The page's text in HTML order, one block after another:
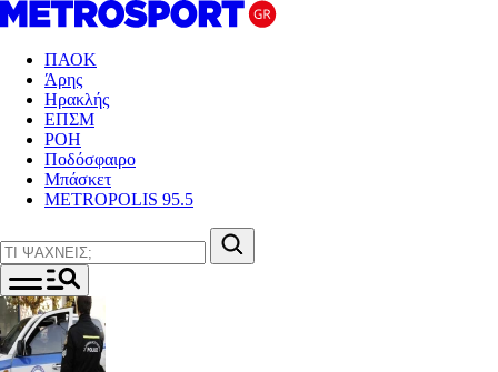
ΠΑΟΚ
Άρης
Ηρακλής
ΕΠΣΜ
ΡΟΗ
Ποδόσφαιρο
Μπάσκετ
METROPOLIS 95.5